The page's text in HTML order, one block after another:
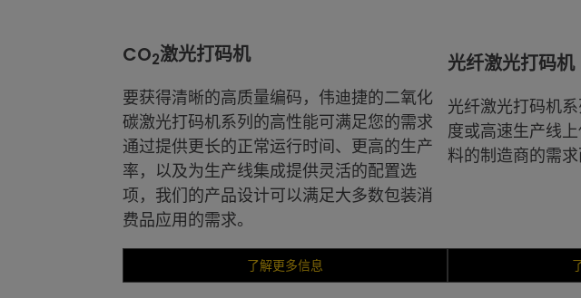
CO2激光打码机
要获得清晰的高质量编码，伟迪捷的二氧化
碳激光打码机系列的高性能可满足您的需求
通过提供更长的正常运行时间、更高的生产
率，以及为生产线集成提供灵活的配置选
项，我们的产品设计可以满足大多数包装消
费品应用的需求。
光纤激光打码机
光纤激光打码机
度或高速生产线
料的制造商的需求
了解更多信息